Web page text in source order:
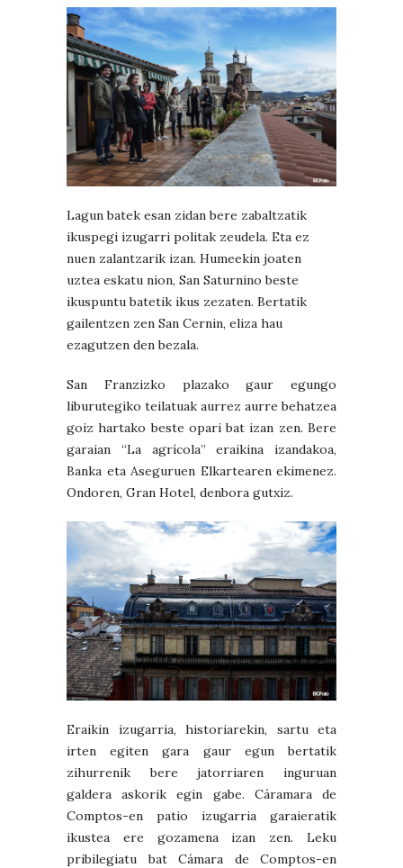
Lagun batek esan zidan bere zabaltzatik
ikuspegi izugarri politak zeudela. Eta ez
nuen zalantzarik izan. Humeekin joaten
uztea eskatu nion, San Saturnino beste
ikuspuntu batetik ikus zezaten. Bertatik
gailentzen zen San Cernin, eliza hau
ezagutzen den bezala.
San Franzizko plazako gaur egungo
liburutegiko teilatuak aurrez aurre behatzea
goiz hartako beste opari bat izan zen. Bere
garaian “La agrícola” eraikina izandakoa,
Banka eta Aseguruen Elkartearen ekimenez.
Ondoren, Gran Hotel, denbora gutxiz.
Eraikin izugarria, historiarekin, sartu eta
irten egiten gara gaur egun bertatik
zihurrenik bere jatorriaren inguruan
galdera askorik egin gabe. Cáramara de
Comptos-en patio izugarria garaieratik
ikustea ere gozamena izan zen. Leku
pribilegiatu bat Cámara de Comptos-en